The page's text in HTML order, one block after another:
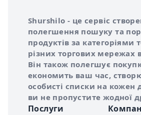
Про сервіс Shurshilo
Shurshilo - це сервіс
полегшення пошуку та
продуктів за категоріями
різних торгових мережах
Він також полегшує
економить ваш час,
особисті списки на кожен
ви не пропустите жодної
Послуги